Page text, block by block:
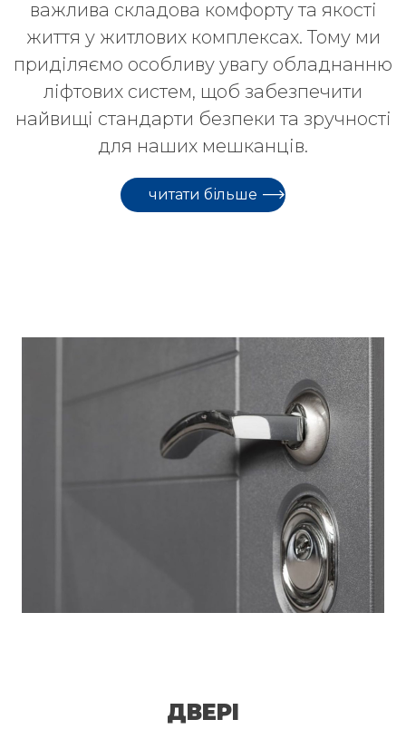
важлива складова комфорту та якості
життя у житлових комплексах. Тому ми
приділяємо особливу увагу обладнанню
ліфтових систем, щоб забезпечити
найвищі стандарти безпеки та зручності
для наших мешканців.
читати більше
ДВЕРІ